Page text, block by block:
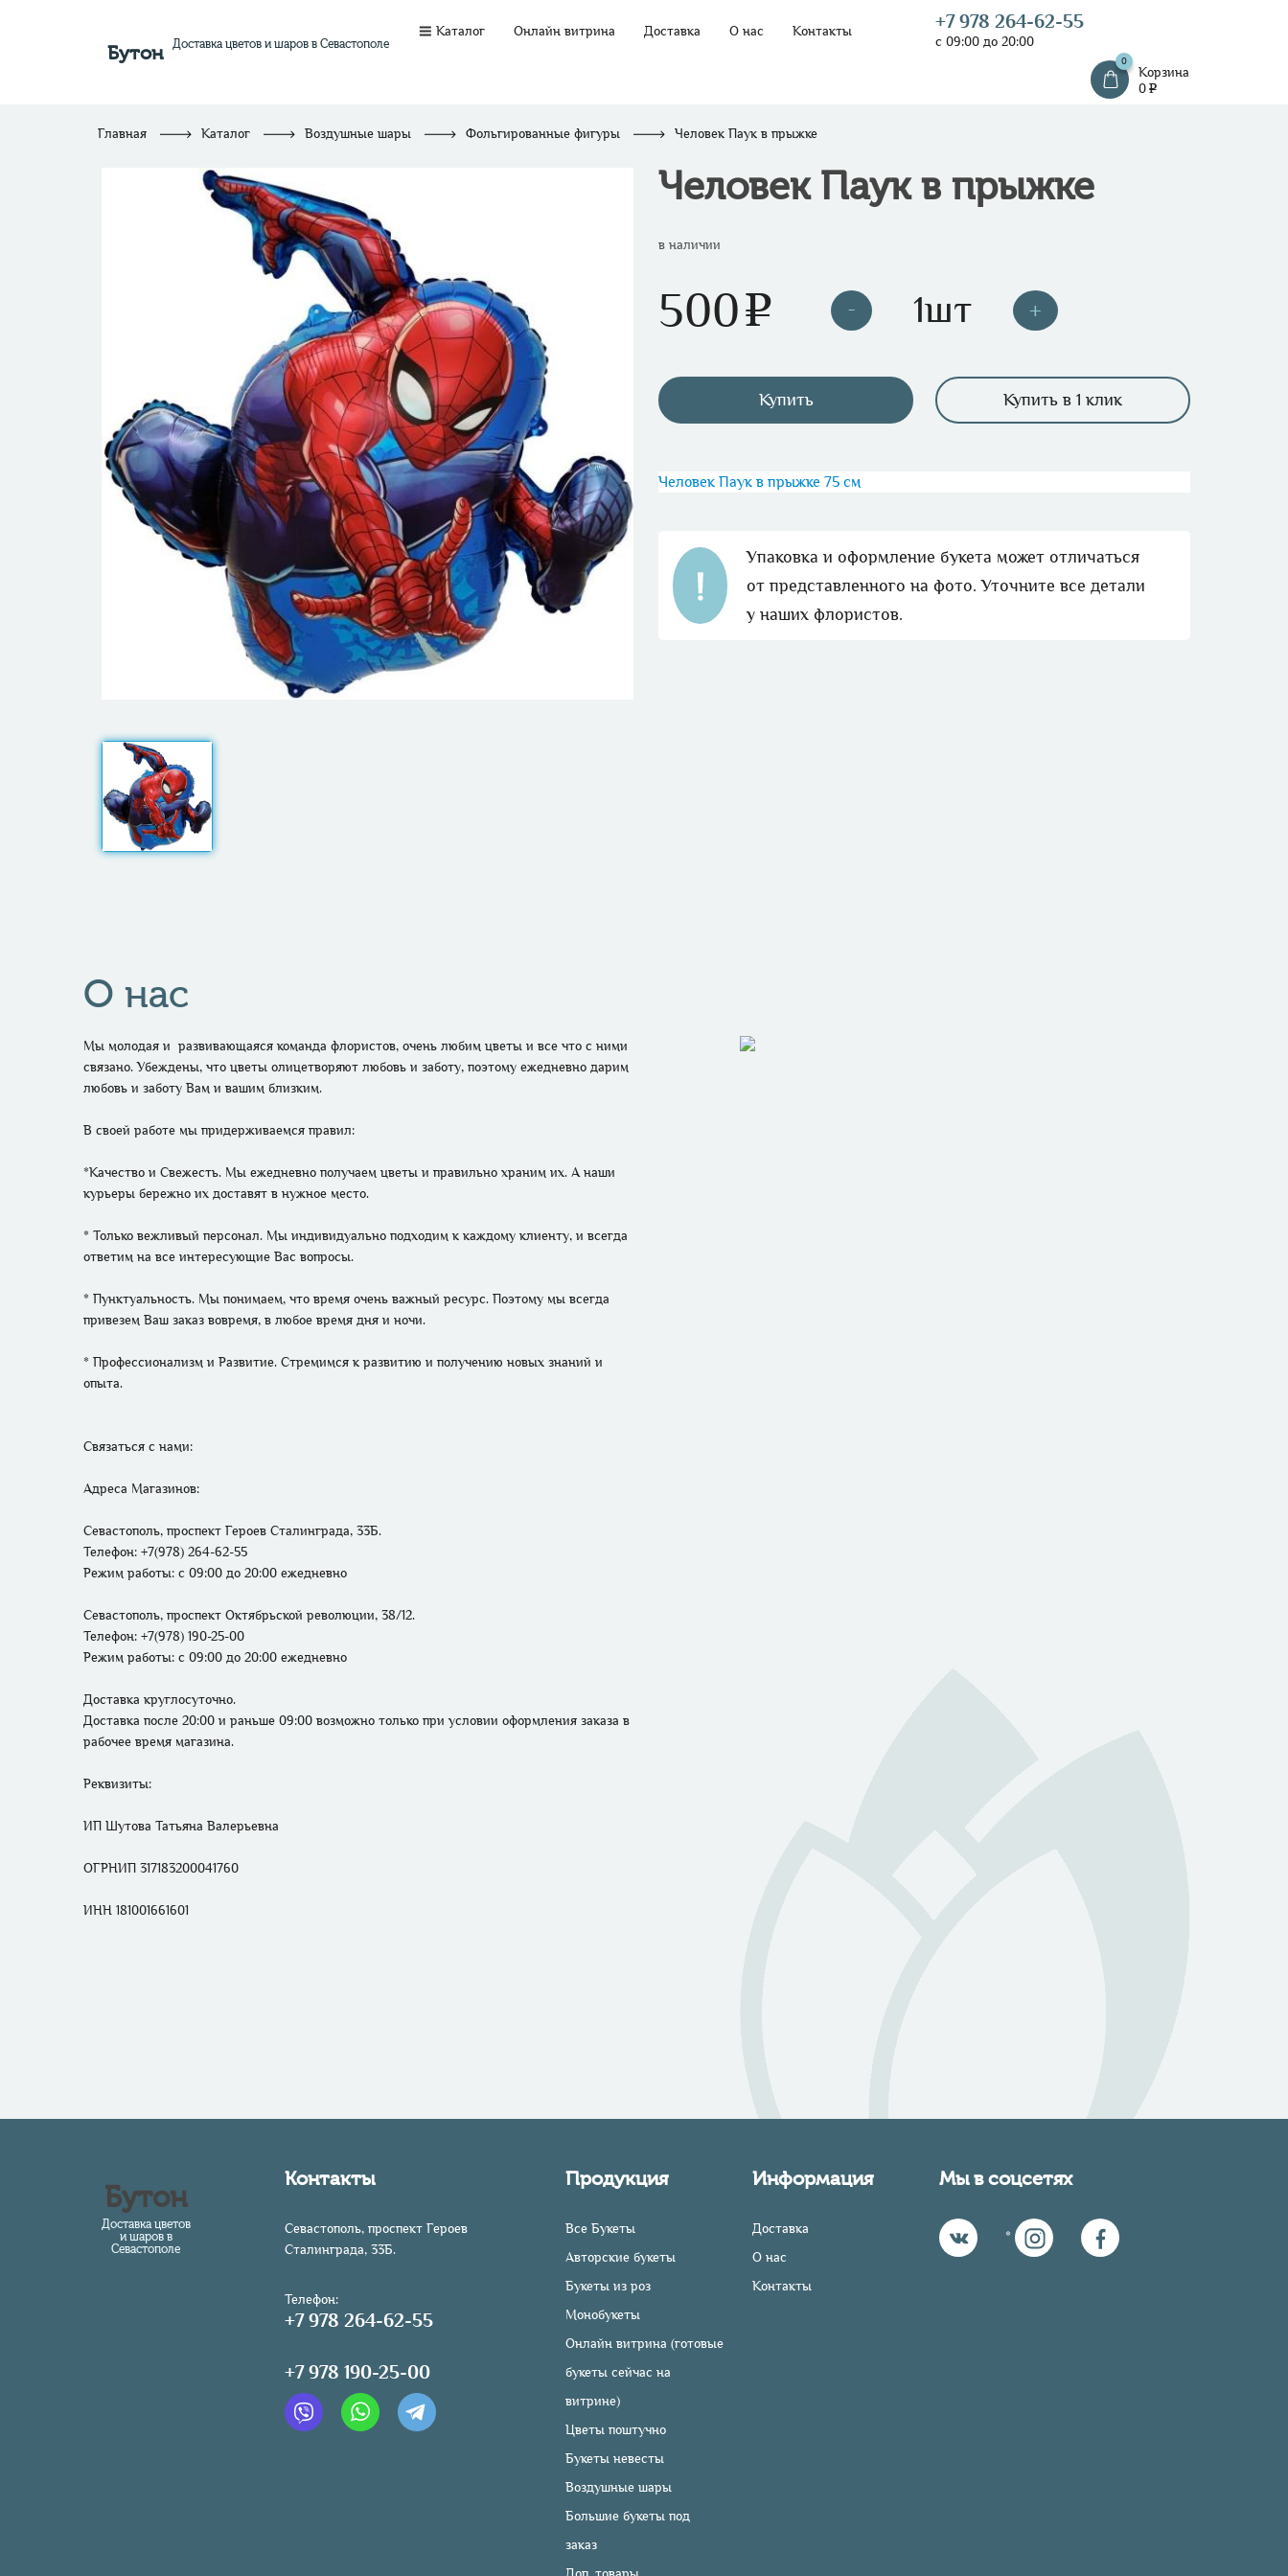
Бутон Доставка цветов и шаров в Севастополе
Каталог Онлайн витрина Доставка О нас Контакты +7 978 264-62-55
с 09:00 до 20:00
0
Корзина
0 e
Главная Каталог Воздушные шары Фольгированные фигуры Человек Паук в прыжке
Человек Паук в прыжке
в наличии
500 e
Купить Купить в 1 клик
Человек Паук в прыжке 75 см
Упаковка и оформление букета может отличаться
от представленного на фото. Уточните все детали
у наших флористов.
О нас
Мы молодая и  развивающаяся команда флористов, очень любим цветы и все что с ними
связано. Убеждены, что цветы олицетворяют любовь и заботу, поэтому ежедневно дарим
любовь и заботу Вам и вашим близким.
В своей работе мы придерживаемся правил:
*Качество и Свежесть. Мы ежедневно получаем цветы и правильно храним их. А наши
курьеры бережно их доставят в нужное место.
* Только вежливый персонал. Мы индивидуально подходим к каждому клиенту, и всегда
ответим на все интересующие Вас вопросы.
* Пунктуальность. Мы понимаем, что время очень важный ресурс. Поэтому мы всегда
привезем Ваш заказ вовремя, в любое время дня и ночи.
* Профессионализм и Развитие. Стремимся к развитию и получению новых знаний и
опыта.
Связаться с нами:
Адреса Магазинов:
Севастополь, проспект Героев Сталинграда, 33Б.
Телефон: +7(978) 264-62-55
Режим работы: с 09:00 до 20:00 ежедневно
Севастополь, проспект Октябрьской революции, 38/12.
Телефон: +7(978) 190-25-00
Режим работы: с 09:00 до 20:00 ежедневно
Доставка круглосуточно.
Доставка после 20:00 и раньше 09:00 возможно только при условии оформления заказа в
рабочее время магазина.
Реквизиты:
ИП Шутова Татьяна Валерьевна
ОГРНИП 317183200041760
ИНН 181001661601
Бутон
Доставка цветов
и шаров в
Севастополе
Контакты
Севастополь, проспект Героев
Сталинграда, 33Б.
Телефон:
+7 978 264-62-55
+7 978 190-25-00
Продукция
Все Букеты
Авторские букеты
Букеты из роз
Монобукеты
Онлайн витрина (готовые
букеты сейчас на
витрине)
Цветы поштучно
Букеты невесты
Воздушные шары
Большие букеты под
заказ
Информация
Доставка
О нас
Контакты
Мы в соцсетях
*